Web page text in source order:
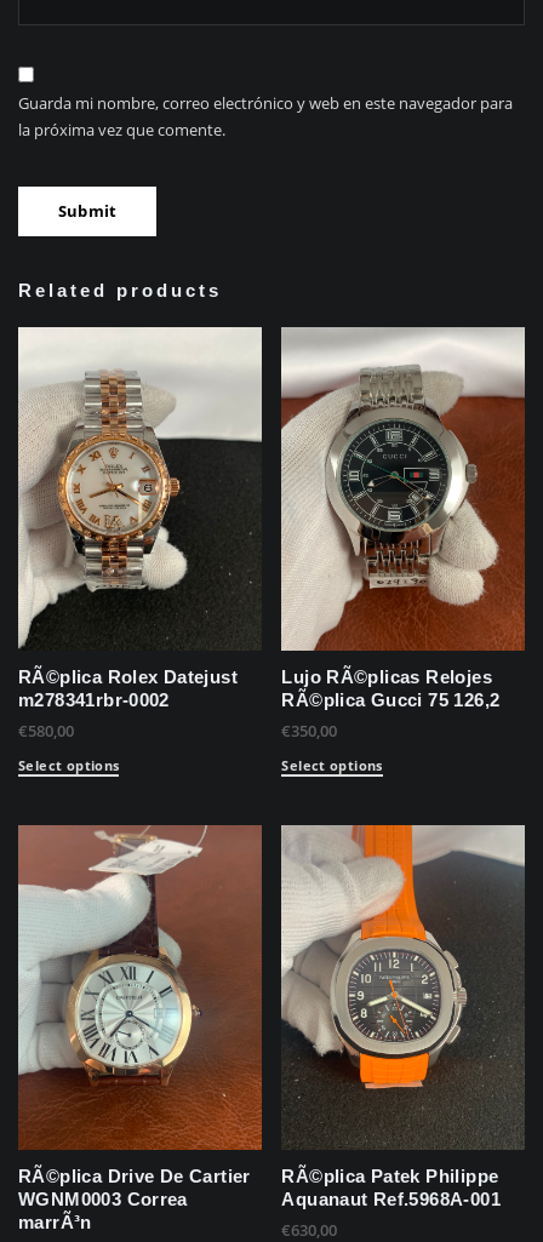
Guarda mi nombre, correo electrónico y web en este navegador para
la próxima vez que comente.
Related products
RÃ©plica Rolex Datejust
m278341rbr-0002
€580,00
Select options
Lujo RÃ©plicas Relojes
RÃ©plica Gucci 75 126,2
€350,00
Select options
RÃ©plica Drive De Cartier
WGNM0003 Correa
marrÃ³n
RÃ©plica Patek Philippe
Aquanaut Ref.5968A-001
€630,00